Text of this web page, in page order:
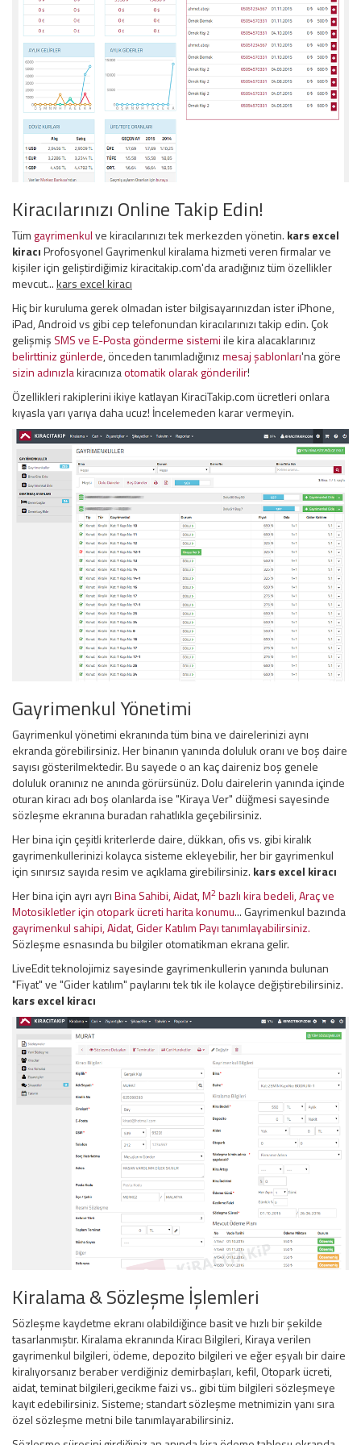
Kiracılarınızı Online Takip Edin!
Tüm gayrimenkulve kiracılarınızı tek merkezden yönetin. kars excel
kiracıProfosyonel Gayrimenkul kiralama hizmeti veren firmalar ve
kişiler için geliştirdiğimiz kiracitakip.com'da aradığınız tüm özellikler
mevcut...kars excel kiracı
Hiç bir kuruluma gerek olmadan ister bilgisayarınızdan ister iPhone,
iPad, Android vs gibi cep telefonundan kiracılarınızı takip edin. Çok
gelişmiş SMS ve E-Posta gönderme sistemiile kira alacaklarınız
belirttiniz günlerde, önceden tanımladığınızmesaj şablonları'na göre
sizin adınızlakiracınızaotomatik olarak gönderilir!
Özellikleri rakiplerini ikiye katlayan KiraciTakip.com ücretleri onlara
kıyasla yarı yarıya daha ucuz! İncelemeden karar vermeyin.
Gayrimenkul Yönetimi
Gayrimenkul yönetimi ekranında tüm bina ve dairelerinizi aynı
ekranda görebilirsiniz. Her binanın yanında doluluk oranı ve boş daire
sayısı gösterilmektedir. Bu sayede o an kaç daireniz boş genele
doluluk oranınız ne anında görürsünüz. Dolu dairelerin yanında içinde
oturan kiracı adı boş olanlarda ise "Kiraya Ver" düğmesi sayesinde
sözleşme ekranına buradan rahatlıkla geçebilirsiniz.
Her bina için çeşitli kriterlerde daire, dükkan, ofis vs. gibi kiralık
gayrimenkullerinizi kolayca sisteme ekleyebilir, her bir gayrimenkul
için sınırsız sayıda resim ve açıklama girebilirsiniz. kars excel kiracı
Her bina için ayrı ayrıBina Sahibi, Aidat, M2 bazlı kira bedeli, Araç ve
Motosikletler için otopark ücreti harita konumu... Gayrimenkul bazında
gayrimenkul sahipi, Aidat, Gider Katılım Payı tanımlayabilirsiniz.
Sözleşme esnasında bu bilgiler otomatikman ekrana gelir.
LiveEdit teknolojimiz sayesinde gayrimenkullerin yanında bulunan
"Fiyat" ve "Gider katılım" paylarını tek tık ile kolayce değiştirebilirsiniz.
kars excel kiracı
Kiralama & Sözleşme İşlemleri
Sözleşme kaydetme ekranı olabildiğince basit ve hızlı bir şekilde
tasarlanmıştır. Kiralama ekranında Kiracı Bilgileri, Kiraya verilen
gayrimenkul bilgileri, ödeme, depozito bilgileri ve eğer eşyalı bir daire
kiralıyorsanız beraber verdiğiniz demirbaşları, kefil, Otopark ücreti,
aidat, teminat bilgileri,gecikme faizi vs.. gibi tüm bilgileri sözleşmeye
kayıt edebilirsiniz. Sisteme; standart sözleşme metnimizin yanı sıra
özel sözleşme metni bile tanımlayarabilirsiniz.